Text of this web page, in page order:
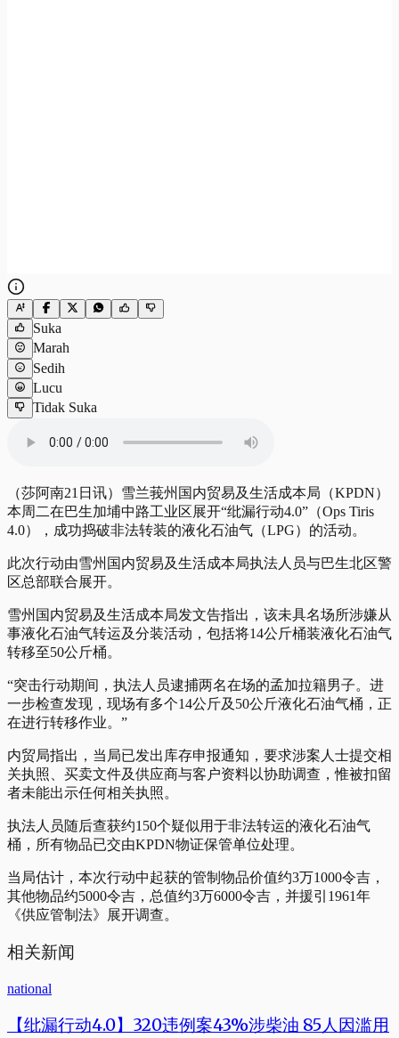
Suka
Marah
Sedih
Lucu
Tidak Suka
（莎阿南21日讯）雪兰莪州国内贸易及生活成本局（KPDN）
本周二在巴生加埔中路工业区展开“纰漏行动4.0”（Ops Tiris
4.0），成功捣破非法转装的液化石油气（LPG）的活动。
此次行动由雪州国内贸易及生活成本局执法人员与巴生北区警
区总部联合展开。
雪州国内贸易及生活成本局发文告指出，该未具名场所涉嫌从
事液化石油气转运及分装活动，包括将14公斤桶装液化石油气
转移至50公斤桶。
“突击行动期间，执法人员逮捕两名在场的孟加拉籍男子。进
一步检查发现，现场有多个14公斤及50公斤液化石油气桶，正
在进行转移作业。”
内贸局指出，当局已发出库存申报通知，要求涉案人士提交相
关执照、买卖文件及供应商与客户资料以协助调查，惟被扣留
者未能出示任何相关执照。
执法人员随后查获约150个疑似用于非法转运的液化石油气
桶，所有物品已交由KPDN物证保管单位处理。
当局估计，本次行动中起获的管制物品价值约3万1000令吉，
其他物品约5000令吉，总值约3万6000令吉，并援引1961年
《供应管制法》展开调查。
相关新闻
national
【纰漏行动4.0】320违例案43%涉柴油 85人因滥用